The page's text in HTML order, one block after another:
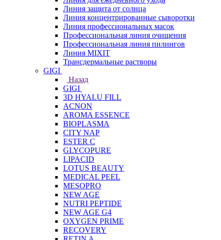
Линия защита от солнца
Линия концентрированные сыворотки
Линия профессиональных масок
Профессиональная линия очищения
Профессиональная линия пилингов
Линия MIXIT
Трансдермальные растворы
GIGI
Назад
GIGI
3D HYALU FILL
ACNON
AROMA ESSENCE
BIOPLASMA
CITY NAP
ESTER C
GLYCOPURE
LIPACID
LOTUS BEAUTY
MEDICAL PEEL
MESOPRO
NEW AGE
NUTRI PEPTIDE
NEW AGE G4
OXYGEN PRIME
RECOVERY